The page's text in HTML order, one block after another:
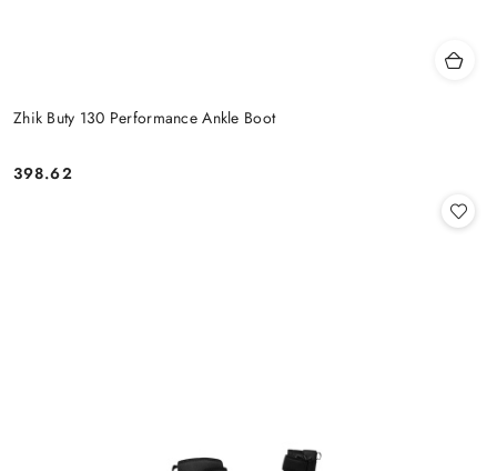
Zhik Buty 130 Performance Ankle Boot
Cena:
398.62